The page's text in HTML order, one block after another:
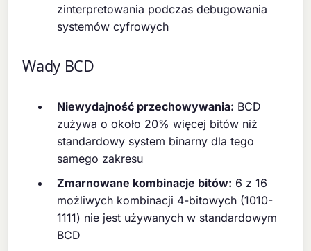
zinterpretowania podczas debugowania
systemów cyfrowych
Wady BCD
Niewydajność przechowywania: BCD
zużywa o około 20% więcej bitów niż
standardowy system binarny dla tego
samego zakresu
Zmarnowane kombinacje bitów: 6 z 16
możliwych kombinacji 4-bitowych (1010-
1111) nie jest używanych w standardowym
BCD